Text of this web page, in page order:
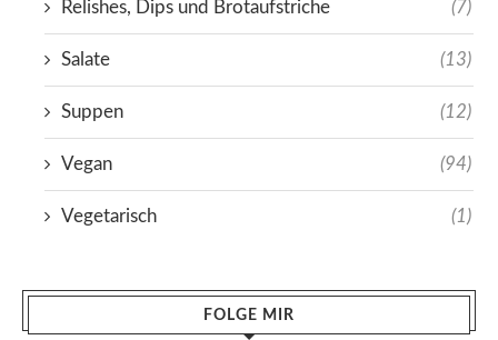
Relishes, Dips und Brotaufstriche (7)
Salate (13)
Suppen (12)
Vegan (94)
Vegetarisch (1)
FOLGE MIR